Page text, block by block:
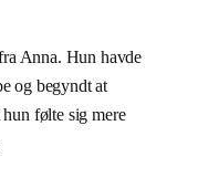
Anna. Hun havde
og begyndt at
følte sig mere